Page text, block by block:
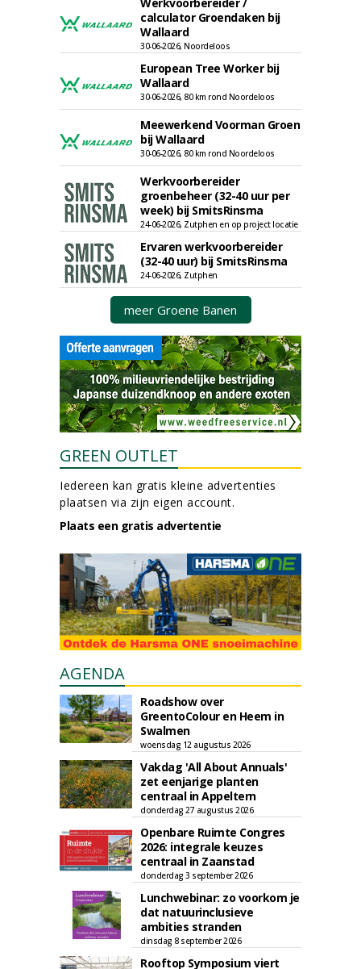
calculator Groendaken bij
Wallaard
30-06-2026, Noordeloos
European Tree Worker bij
Wallaard
30-06-2026, 80 km rond Noordeloos
Meewerkend Voorman Groen
bij Wallaard
30-06-2026, 80 km rond Noordeloos
Werkvoorbereider
groenbeheer (32-40 uur per
week) bij SmitsRinsma
24-06-2026, Zutphen en op project locatie
Ervaren werkvoorbereider
(32-40 uur) bij SmitsRinsma
24-06-2026, Zutphen
meer Groene Banen
GREEN OUTLET
Iedereen kan gratis kleine advertenties
plaatsen via zijn eigen account.
Plaats een gratis advertentie
AGENDA
Roadshow over
GreentoColour en Heem in
Swalmen
woensdag 12 augustus 2026
Vakdag 'All About Annuals'
zet eenjarige planten
centraal in Appeltern
donderdag 27 augustus 2026
Openbare Ruimte Congres
2026: integrale keuzes
centraal in Zaanstad
donderdag 3 september 2026
Lunchwebinar: zo voorkom je
dat natuurinclusieve
ambities stranden
dinsdag 8 september 2026
Rooftop Symposium viert